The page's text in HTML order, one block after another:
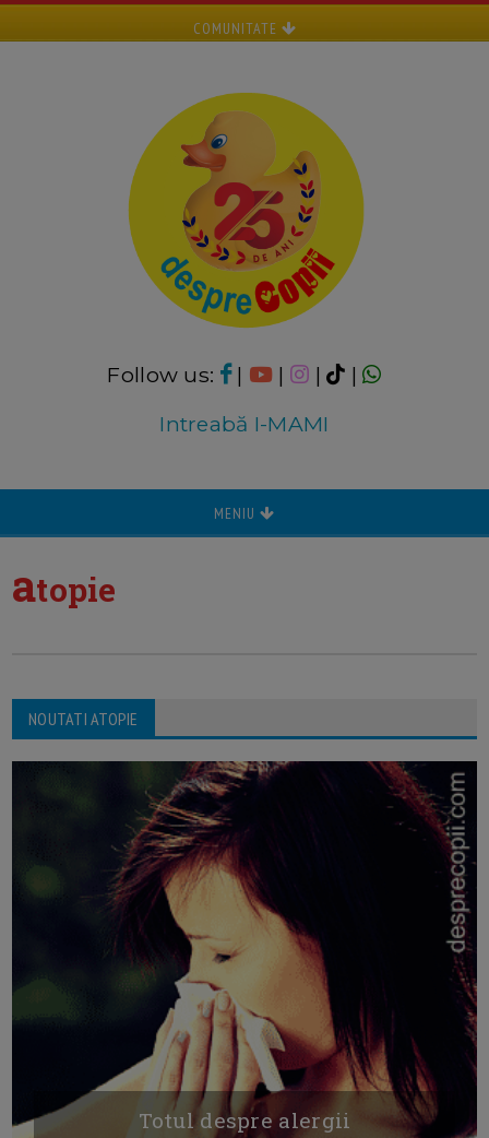
COMUNITATE
Follow us: | | |
|
Intreabă I-MAMI
MENIU
atopie
NOUTATI ATOPIE
Totul despre alergii